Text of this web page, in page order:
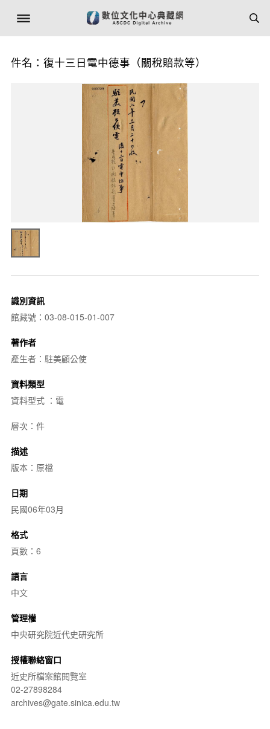
件名：復十三日電中德事（關稅賠款等）
識別資訊
館藏號：03-08-015-01-007
著作者
產生者：駐美顧公使
資料類型
資料型式 ：電
層次：件
描述
版本：原檔
日期
民國06年03月
格式
頁數：6
語言
中文
管理權
中央研究院近代史研究所
授權聯絡窗口
近史所檔案館閱覽室
02-27898284
archives@gate.sinica.edu.tw